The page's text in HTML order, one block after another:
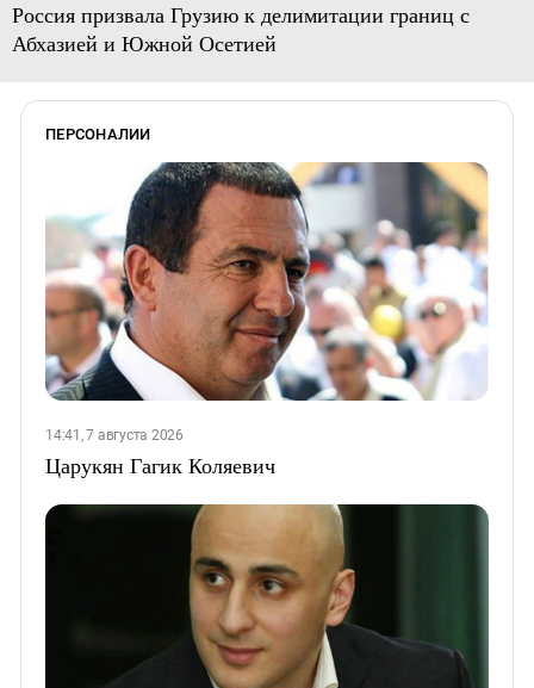
Россия призвала Грузию к делимитации границ с
Абхазией и Южной Осетией
ПЕРСОНАЛИИ
14:41, 7 августа 2026
Царукян Гагик Коляевич